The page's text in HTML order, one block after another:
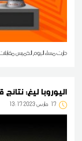
دارت مساء اليوم الخميس
اليوروبا ليغ:
17 13:17 2023 مارس